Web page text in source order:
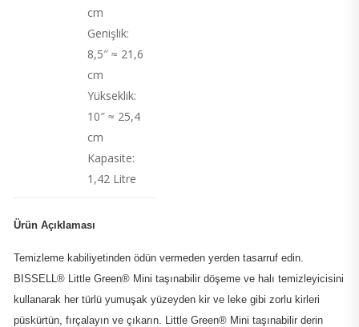
cm
Genişlik:
8,5″ ≈ 21,6
cm
Yükseklik:
10″ ≈ 25,4
cm
Kapasite:
1,42 Litre
Ürün Açıklaması
Temizleme kabiliyetinden ödün vermeden yerden tasarruf edin.
BISSELL® Little Green® Mini taşınabilir döşeme ve halı temizleyicisini
kullanarak her türlü yumuşak yüzeyden kir ve leke gibi zorlu kirleri
püskürtün, fırçalayın ve çıkarın. Little Green® Mini taşınabilir derin